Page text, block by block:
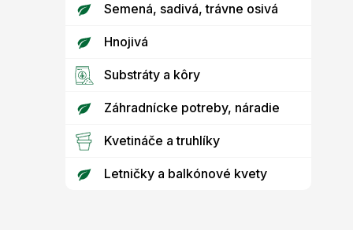
Semená, sadivá, trávne osivá
Hnojivá
Substráty a kôry
Záhradnícke potreby, náradie
Kvetináče a truhlíky
Letničky a balkónové kvety